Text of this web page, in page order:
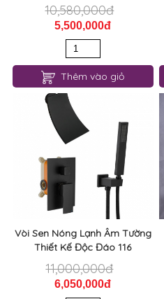
10,580,000đ
5,500,000đ
Thêm vào giỏ
Vòi Sen Nóng Lạnh Âm Tường
Thiết Kế Độc Đáo 116
11,000,000đ
6,050,000đ